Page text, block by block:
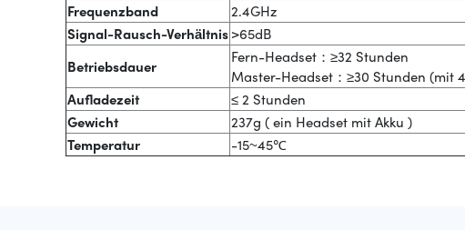
Frequenzband
2.4GHz
Signal-Rausch-Verhältnis>65dB
Betriebsdauer
Fern-Headset：≥32 Stunden
Master-Headset：≥30 Stunden (mit
Aufladezeit
≤ 2 Stunden
Gewicht
237g ( ein Headset mit Akku )
Temperatur
-15~45℃